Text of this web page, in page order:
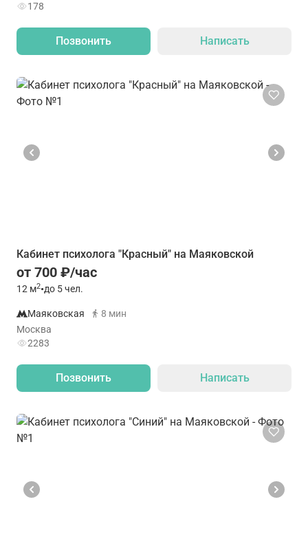
178
Позвонить Написать
Кабинет психолога "Красный" на Маяковской
от 700 ₽/час
12 м2•до 5 чел.
Маяковская
8 мин
Москва
2283
Позвонить Написать